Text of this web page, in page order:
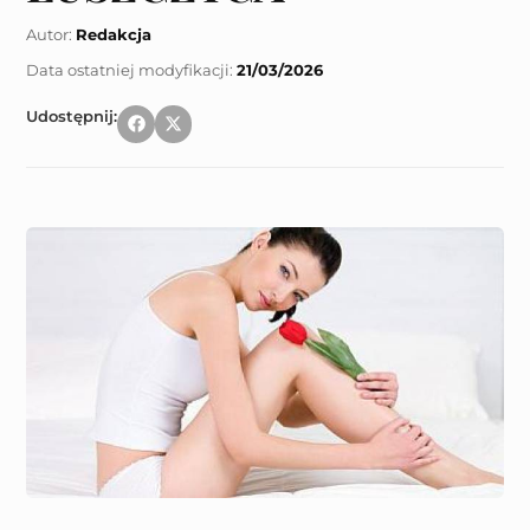
Autor: Redakcja
21/03/2026
Udostępnij: